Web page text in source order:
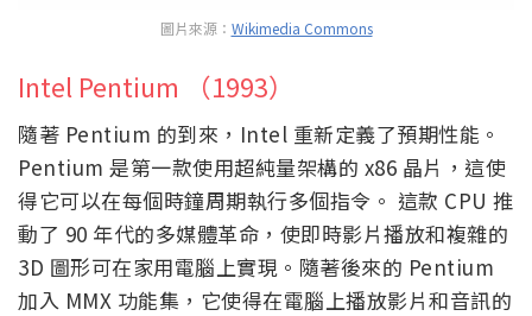
圖片來源： Wikimedia Commons
Intel Pentium （1993）
隨著 Pentium 的到來，Intel 重新定義了預期性能。
Pentium 是第一款使用超純量架構的 x86 晶片，這使
得它可以在每個時鐘周期執行多個指令。 這款 CPU 推
動了 90 年代的多媒體革命，使即時影片播放和複雜的
3D 圖形可在家用電腦上實現。隨著後來的 Pentium
加入 MMX 功能集，它使得在電腦上播放影片和音訊的